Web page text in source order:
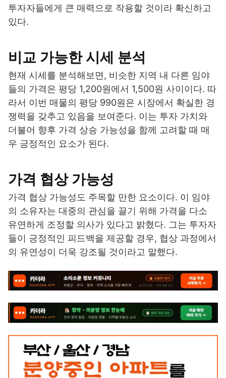
투자자들에게 큰 매력으로 작용할 것이라 확신하고
있다.
비교 가능한 시세 분석
현재 시세를 분석해보면, 비슷한 지역 내 다른 임야
들의 가격은 평당 1,200원에서 1,500원 사이이다. 따
라서 이번 매물의 평당 990원은 시장에서 확실한 경
쟁력을 갖추고 있음을 보여준다. 이는 투자 가치와
더불어 향후 가격 상승 가능성을 함께 고려할 때 매
우 긍정적인 요소가 된다.
가격 협상 가능성
가격 협상 가능성도 주목할 만한 요소이다. 이 임야
의 소유자는 대중의 관심을 끌기 위해 가격을 다소
유연하게 조정할 의사가 있다고 밝혔다. 그는 투자자
들이 긍정적인 피드백을 제공할 경우, 협상 과정에서
의 유연성이 더욱 강조될 것이라고 말했다.